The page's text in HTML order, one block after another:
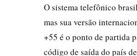
O sistema telefônico
mas sua versão
+55 é o ponto de partida
código de saída do país